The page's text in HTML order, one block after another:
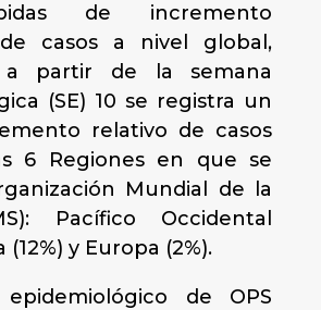
de incremento
casos a nivel global,
partir de la semana
(SE) 10 se registra un
relativo de casos
6 Regiones en que se
Mundial de la
Pacífico Occidental
(12%) y Europa (2%).
de OPS